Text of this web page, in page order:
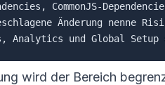
CommonJS-
Änderung nenne
wird der Bereich